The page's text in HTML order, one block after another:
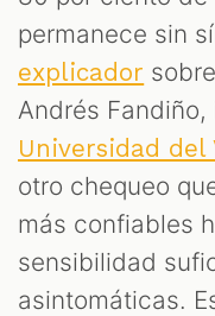
permanece sin
explicador
Andrés
Universidad del
otro chequeo
más confiables
sensibilidad
asintomáticas.